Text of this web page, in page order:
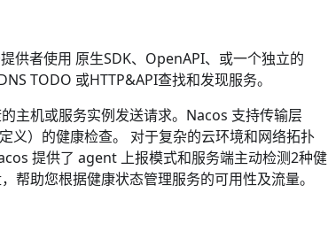
供者使用 原生SDK、 OpenAPI、或一个独立的
TODO 或HTTP&API查找和发现服务。
主机或服务实例发送请求。Nacos 支持传输层
义）的健康检查。 对于复杂的云环境和网络拓扑
提供了 agent 上报模式和服务端主动检测2种健
帮助您根据健康状态管理服务的可用性及流量。